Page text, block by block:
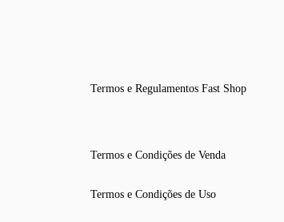
Termos e Regulamentos Fast Shop
Termos e Condições de Venda
Termos e Condições de Uso